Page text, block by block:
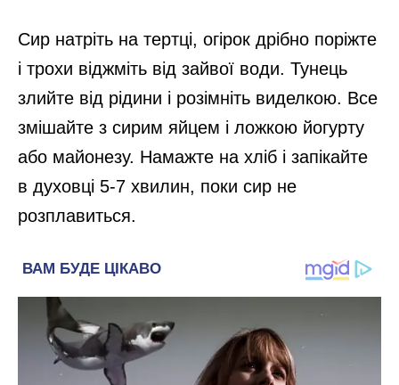
Сир натріть на тертці, огірок дрібно поріжте
і трохи віджміть від зайвої води. Тунець
злийте від рідини і розімніть виделкою. Все
змішайте з сирим яйцем і ложкою йогурту
або майонезу. Намажте на хліб і запікайте
в духовці 5-7 хвилин, поки сир не
розплавиться.